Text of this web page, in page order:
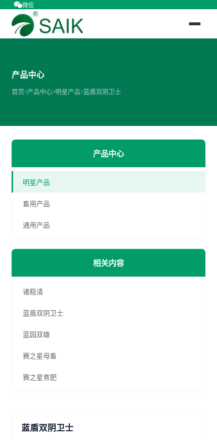
微信
产品中心
首页 产品中心 明星产品 蓝盾双阴卫士
产品中心
明星产品
畜用产品
通用产品
相关内容
诸稳清
蓝盾双阴卫士
蓝园双雄
赛之星母畜
赛之星育肥
蓝盾双阴卫士